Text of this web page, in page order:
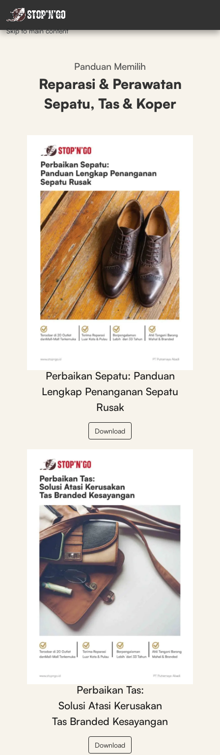
Skip to navigation
Skip to main content
Panduan Memilih
Reparasi & Perawatan
Sepatu, Tas & Koper
Perbaikan Sepatu: Panduan
Lengkap Penanganan Sepatu
Rusak
Download
Perbaikan Tas:
Solusi Atasi Kerusakan
Tas Branded Kesayangan
Download